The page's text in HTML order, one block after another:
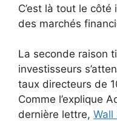
C’est là tout le
des marchés
La seconde raison
investisseurs
taux directeurs de
Comme l’explique
dernière lettre, Wall